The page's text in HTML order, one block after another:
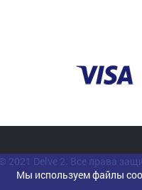
© 2021 Delve 2. Все права
Мы используем файлы